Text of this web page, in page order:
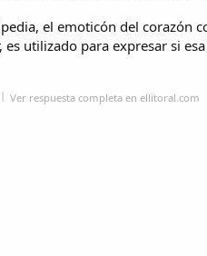
el emoticón del corazón
es utilizado para expresar si
Ver respuesta completa en ellitoral.com